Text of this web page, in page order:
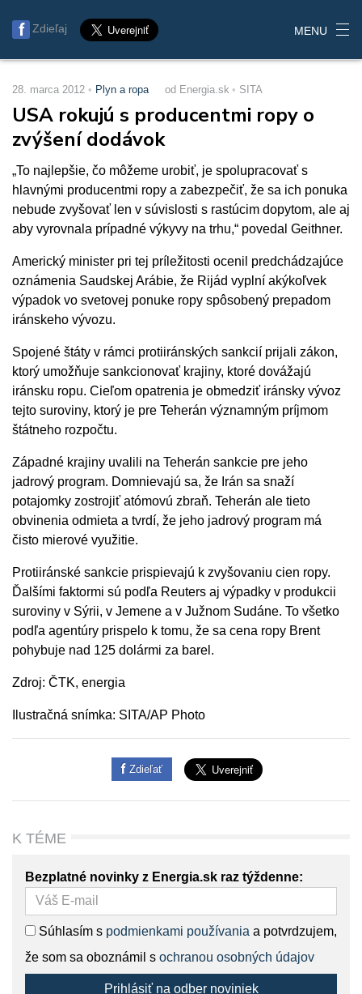
Zdieľaj MENU
28. marca 2012 Plyn a ropa od Energia.sk SITA
USA rokujú s producentmi ropy o
zvýšení dodávok
„To najlepšie, čo môžeme urobiť, je spolupracovať s
hlavnými producentmi ropy a zabezpečiť, že sa ich ponuka
nebude zvyšovať len v súvislosti s rastúcim dopytom, ale aj
aby vyrovnala prípadné výkyvy na trhu,“ povedal Geithner.
Americký minister pri tej príležitosti ocenil predchádzajúce
oznámenia Saudskej Arábie, že Rijád vyplní akýkoľvek
výpadok vo svetovej ponuke ropy spôsobený prepadom
iránskeho vývozu.
Spojené štáty v rámci protiiránských sankcií prijali zákon,
ktorý umožňuje sankcionovať krajiny, ktoré dovážajú
iránsku ropu. Cieľom opatrenia je obmedziť iránsky vývoz
tejto suroviny, ktorý je pre Teherán významným príjmom
štátneho rozpočtu.
Západné krajiny uvalili na Teherán sankcie pre jeho
jadrový program. Domnievajú sa, že Irán sa snaží
potajomky zostrojiť atómovú zbraň. Teherán ale tieto
obvinenia odmieta a tvrdí, že jeho jadrový program má
čisto mierové využitie.
Protiiránské sankcie prispievajú k zvyšovaniu cien ropy.
Ďalšími faktormi sú podľa Reuters aj výpadky v produkcii
suroviny v Sýrii, v Jemene a v Južnom Sudáne. To všetko
podľa agentúry prispelo k tomu, že sa cena ropy Brent
pohybuje nad 125 dolármi za barel.
Zdroj: ČTK, energia
Ilustračná snímka: SITA/AP Photo
Zdieľať
K TÉME
Bezplatné novinky z Energia.sk raz týždenne:
Súhlasím s podmienkami používania a potvrdzujem,
že som sa oboznámil s ochranou osobných údajov
Prihlásiť na odber noviniek